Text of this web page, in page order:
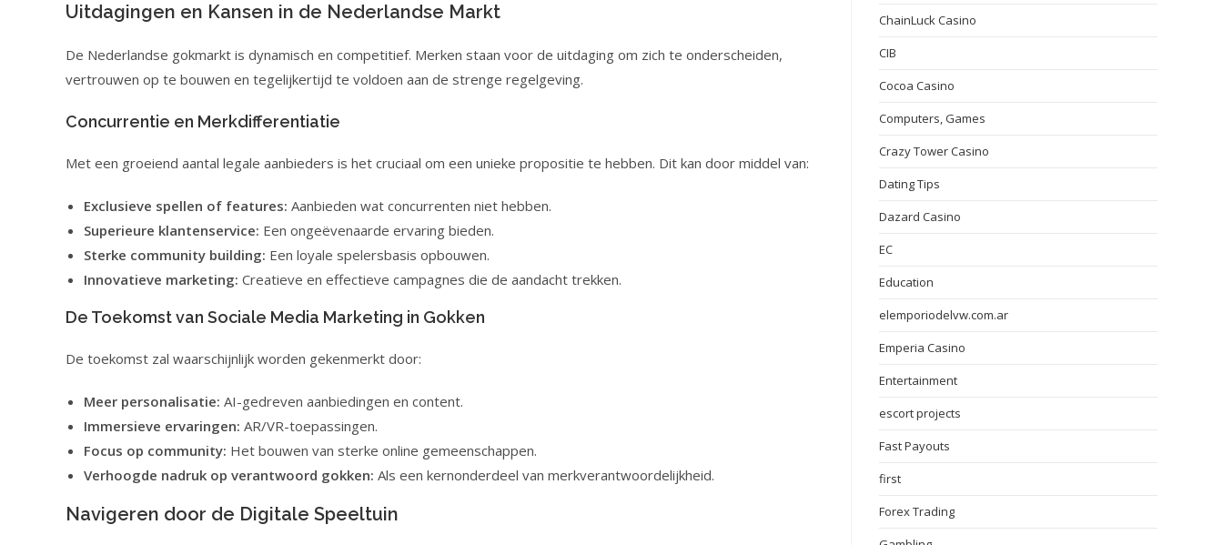
Uitdagingen en Kansen in de Nederlandse Markt
De Nederlandse gokmarkt is dynamisch en competitief. Merken staan voor de uitdaging om zich te onderscheiden,
vertrouwen op te bouwen en tegelijkertijd te voldoen aan de strenge regelgeving.
Concurrentie en Merkdifferentiatie
Met een groeiend aantal legale aanbieders is het cruciaal om een unieke propositie te hebben. Dit kan door middel van:
Exclusieve spellen of features: Aanbieden wat concurrenten niet hebben.
Superieure klantenservice: Een ongeëvenaarde ervaring bieden.
Sterke community building: Een loyale spelersbasis opbouwen.
Innovatieve marketing: Creatieve en effectieve campagnes die de aandacht trekken.
De Toekomst van Sociale Media Marketing in Gokken
De toekomst zal waarschijnlijk worden gekenmerkt door:
Meer personalisatie: AI-gedreven aanbiedingen en content.
Immersieve ervaringen: AR/VR-toepassingen.
Focus op community: Het bouwen van sterke online gemeenschappen.
Verhoogde nadruk op verantwoord gokken: Als een kernonderdeel van merkverantwoordelijkheid.
Navigeren door de Digitale Speeltuin
ChainLuck Casino
CIB
Cocoa Casino
Computers, Games
Crazy Tower Сasino
Dating Tips
Dazard Casino
EC
Education
elemporiodelvw.com.ar
Emperia Casino
Entertainment
escort projects
Fast Payouts
first
Forex Trading